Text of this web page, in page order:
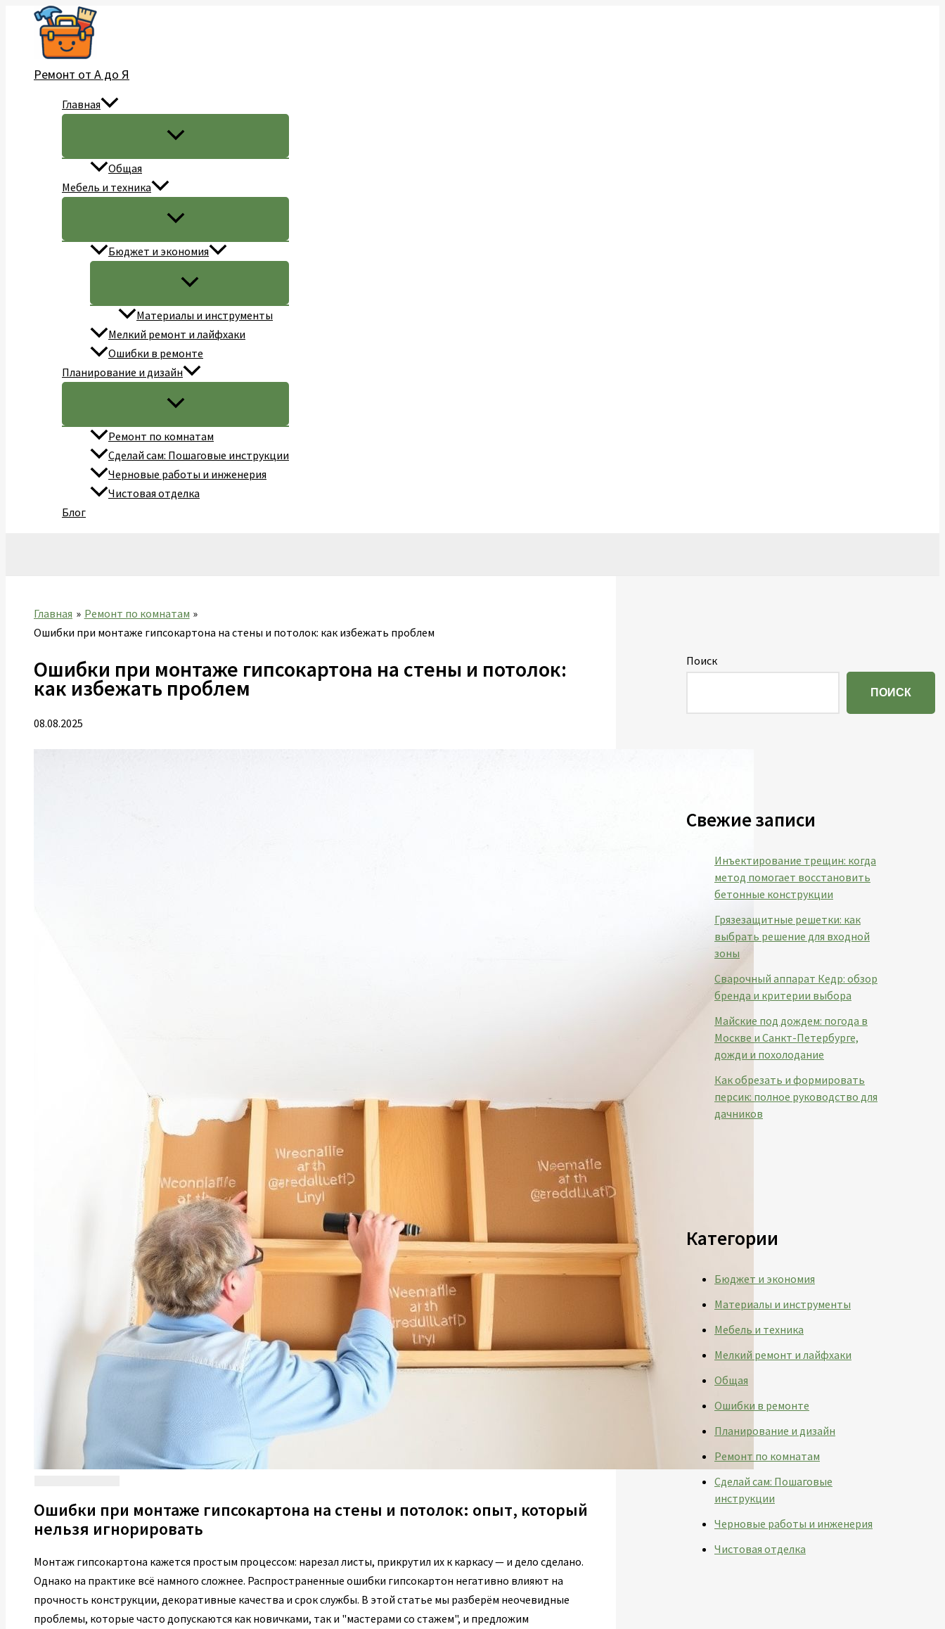
Перейти
содержимому
Ремонт от А до Я
Главная
Общая
Мебель и техника
Бюджет и экономия
Материалы и инструменты
Мелкий ремонт и лайфхаки
Ошибки в ремонте
Планирование и дизайн
Ремонт по комнатам
Сделай сам: Пошаговые инструкции
Черновые работы и инженерия
Чистовая отделка
Блог
Главная
Ремонт по комнатам
Ошибки при монтаже гипсокартона на стены и потолок: как избежать проблем
Ошибки при монтаже гипсокартона на стены и потолок:
как избежать проблем
08.08.2025
Ошибки при монтаже гипсокартона на стены и потолок: опыт, который
нельзя игнорировать
Монтаж гипсокартона кажется простым процессом: нарезал листы, прикрутил их к каркасу — и дело сделано.
Однако на практике всё намного сложнее. Распространенные ошибки гипсокартон негативно влияют на
прочность конструкции, декоративные качества и срок службы. В этой статье мы разберём неочевидные
проблемы, которые часто допускаются как новичками, так и "мастерами со стажем", и предложим
Поиск
ПОИСК
Свежие записи
Инъектирование трещин: когда
метод помогает восстановить
бетонные конструкции
Грязезащитные решетки: как
выбрать решение для входной
зоны
Сварочный аппарат Кедр: обзор
бренда и критерии выбора
Майские под дождем: погода в
Москве и Санкт-Петербурге,
дожди и похолодание
Как обрезать и формировать
персик: полное руководство для
дачников
Категории
Бюджет и экономия
Материалы и инструменты
Мебель и техника
Мелкий ремонт и лайфхаки
Общая
Ошибки в ремонте
Планирование и дизайн
Ремонт по комнатам
Сделай сам: Пошаговые
инструкции
Черновые работы и инженерия
Чистовая отделка